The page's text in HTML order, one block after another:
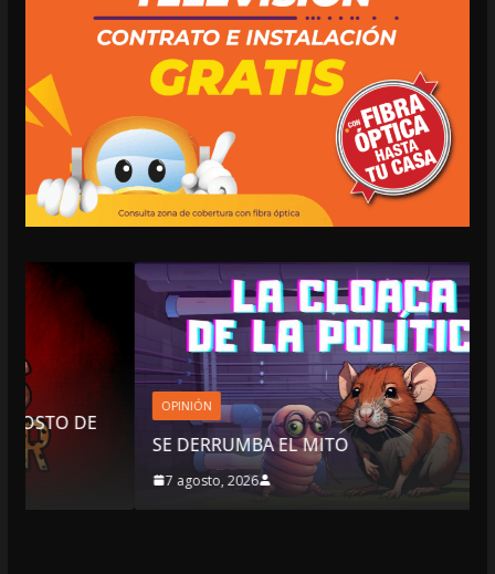
SE DERRUMBA EL MITO
7 agosto, 2026